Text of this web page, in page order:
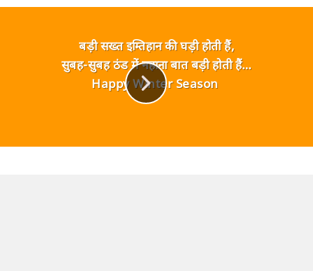
बड़ी सख्त इम्तिहान की घड़ी होती हैं,
सुबह-सुबह ठंड में नहाना बात बड़ी होती हैं…
Happy Winter Season